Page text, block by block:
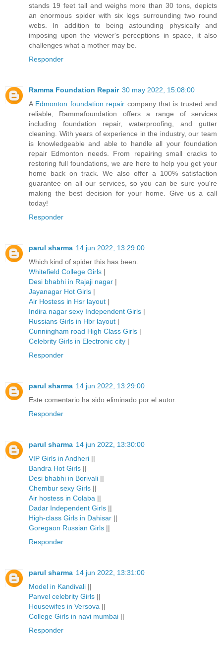
stands 19 feet tall and weighs more than 30 tons, depicts
an enormous spider with six legs surrounding two round
webs. In addition to being astounding physically and
imposing upon the viewer's perceptions in space, it also
challenges what a mother may be.
Responder
Ramma Foundation Repair 30 may 2022, 15:08:00
A Edmonton foundation repair company that is trusted and
reliable, Rammafoundation offers a range of services
including foundation repair, waterproofing, and gutter
cleaning. With years of experience in the industry, our team
is knowledgeable and able to handle all your foundation
repair Edmonton needs. From repairing small cracks to
restoring full foundations, we are here to help you get your
home back on track. We also offer a 100% satisfaction
guarantee on all our services, so you can be sure you're
making the best decision for your home. Give us a call
today!
Responder
parul sharma 14 jun 2022, 13:29:00
Which kind of spider this has been.
Whitefield College Girls |
Desi bhabhi in Rajaji nagar |
Jayanagar Hot Girls |
Air Hostess in Hsr layout |
Indira nagar sexy Independent Girls |
Russians Girls in Hbr layout |
Cunningham road High Class Girls |
Celebrity Girls in Electronic city |
Responder
parul sharma 14 jun 2022, 13:29:00
Este comentario ha sido eliminado por el autor.
Responder
parul sharma 14 jun 2022, 13:30:00
VIP Girls in Andheri ||
Bandra Hot Girls ||
Desi bhabhi in Borivali ||
Chembur sexy Girls ||
Air hostess in Colaba ||
Dadar Independent Girls ||
High-class Girls in Dahisar ||
Goregaon Russian Girls ||
Responder
parul sharma 14 jun 2022, 13:31:00
Model in Kandivali ||
Panvel celebrity Girls ||
Housewifes in Versova ||
College Girls in navi mumbai ||
Responder